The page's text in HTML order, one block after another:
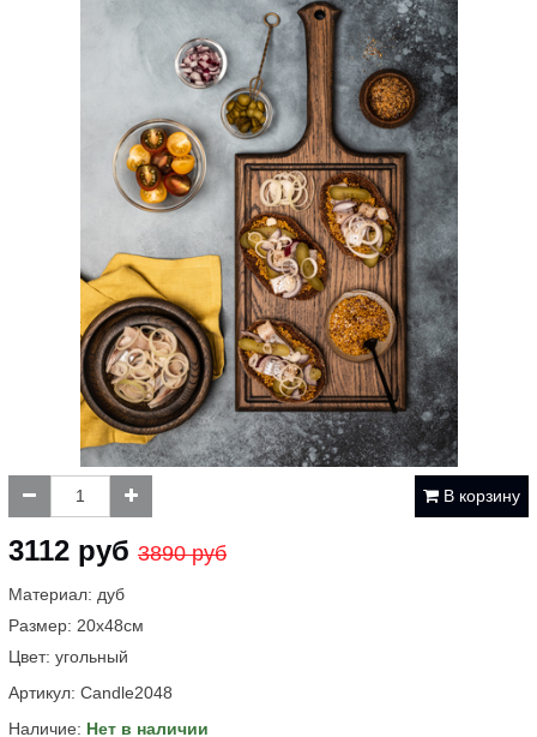
В корзину
3112 руб 3890 руб
Материал: дуб
Размер: 20х48см
Цвет: угольный
Артикул: Candle2048
Наличие: Нет в наличии